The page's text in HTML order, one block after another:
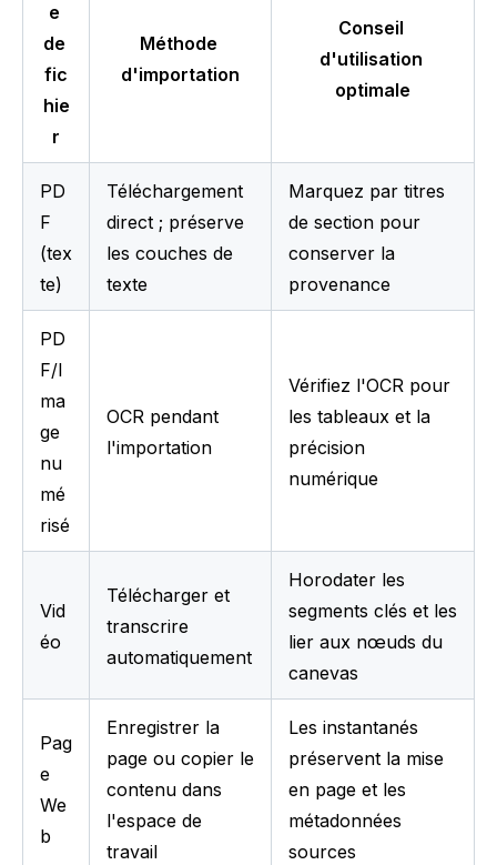
e
de
fic
hie
r
Méthode
d'importation
Conseil
d'utilisation
optimale
PD
F
(tex
te)
Téléchargement
direct ; préserve
les couches de
texte
Marquez par titres
de section pour
conserver la
provenance
PD
F/I
ma
ge
nu
mé
risé
OCR pendant
l'importation
Vérifiez l'OCR pour
les tableaux et la
précision
numérique
Vid
éo
Télécharger et
transcrire
automatiquement
Horodater les
segments clés et les
lier aux nœuds du
canevas
Pag
e
We
b
Enregistrer la
page ou copier le
contenu dans
l'espace de
travail
Les instantanés
préservent la mise
en page et les
métadonnées
sources